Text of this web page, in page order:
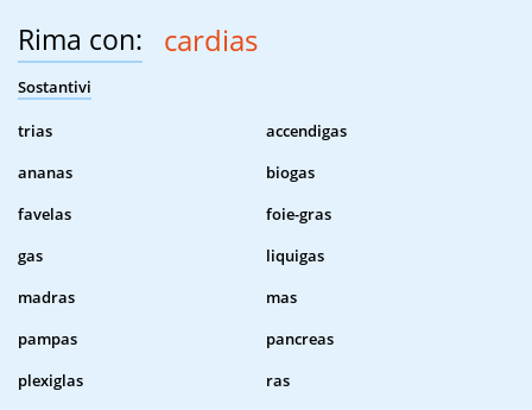
Rima con: cardias
Sostantivi
trias
accendigas
ananas
biogas
favelas
foie-gras
gas
liquigas
madras
mas
pampas
pancreas
plexiglas
ras